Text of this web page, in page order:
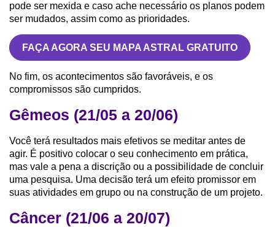
pode ser mexida e caso ache necessário os planos podem
ser mudados, assim como as prioridades.
FAÇA AGORA SEU MAPA ASTRAL GRATUITO
No fim, os acontecimentos são favoráveis, e os
compromissos são cumpridos.
Gêmeos (21/05 a 20/06)
Você terá resultados mais efetivos se meditar antes de
agir. É positivo colocar o seu conhecimento em prática,
mas vale a pena a discrição ou a possibilidade de concluir
uma pesquisa. Uma decisão terá um efeito promissor em
suas atividades em grupo ou na construção de um projeto.
Câncer (21/06 a 20/07)